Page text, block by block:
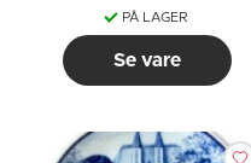
PÅ LAGER
Se vare